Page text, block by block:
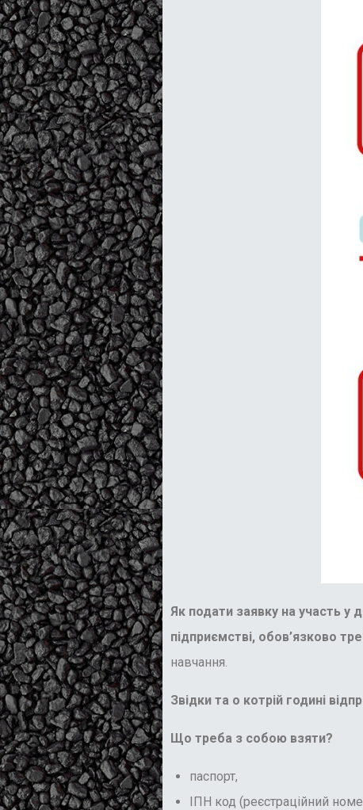
Як подати заявку на участь у
підприємстві, обов’язково
навчання.
Звідки та о котрій годині
Що треба з собою взяти?
паспорт,
ІПН код (реєстраційний